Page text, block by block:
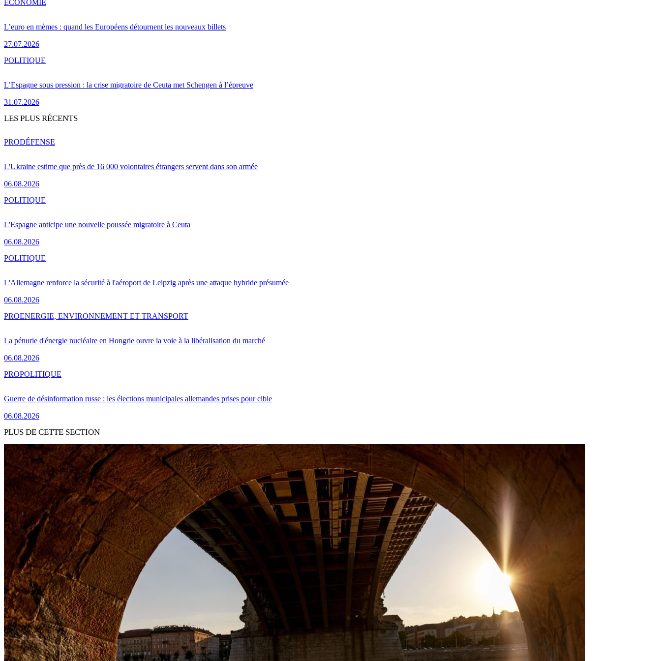
L’euro en mèmes : quand les Européens détournent les nouveaux billets
27.07.2026
ÉCONOMIE
L’Espagne sous pression : la crise migratoire de Ceuta met Schengen à l’épreuve
31.07.2026
POLITIQUE
LES PLUS RÉCENTS
L'Ukraine estime que près de 16 000 volontaires étrangers servent dans son armée
06.08.2026
PRODÉFENSE
L'Espagne anticipe une nouvelle poussée migratoire à Ceuta
06.08.2026
POLITIQUE
L'Allemagne renforce la sécurité à l'aéroport de Leipzig après une attaque hybride présumée
06.08.2026
POLITIQUE
La pénurie d'énergie nucléaire en Hongrie ouvre la voie à la libéralisation du marché
06.08.2026
PROENERGIE, ENVIRONNEMENT ET TRANSPORT
Guerre de désinformation russe : les élections municipales allemandes prises pour cible
06.08.2026
PROPOLITIQUE
PLUS DE CETTE SECTION